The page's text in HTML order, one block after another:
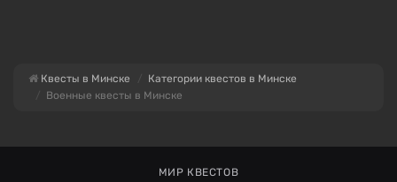
Квесты в Минске
Категории квестов в Минске
Военные квесты в Минске
МИР КВЕСТОВ